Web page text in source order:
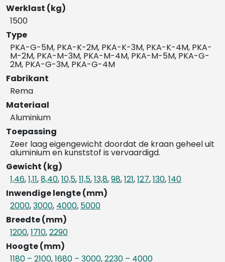
Werklast (kg)
1500
Type
PKA-G-5M, PKA-K-2M, PKA-K-3M, PKA-K-4M, PKA-
M-2M, PKA-M-3M, PKA-M-4M, PKA-M-5M, PKA-G-
2M, PKA-G-3M, PKA-G-4M
Fabrikant
Rema
Materiaal
Aluminium
Toepassing
Zeer laag eigengewicht doordat de kraan geheel uit
aluminium en kunststof is vervaardigd.
Gewicht (kg)
1,46,1,11,8,40,10,5,11,5,13,8,98,121,127,130,140
Inwendige lengte (mm)
2000,3000, 4000, 5000
Breedte (mm)
1200,1710,2290
Hoogte (mm)
1180 – 2100,1680 – 3000,2230 – 4000